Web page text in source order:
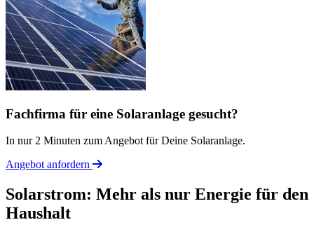
Fachfirma für eine Solaranlage gesucht?
In nur 2 Minuten zum Angebot für Deine Solaranlage.
Angebot anfordern
Solarstrom: Mehr als nur Energie für den
Haushalt